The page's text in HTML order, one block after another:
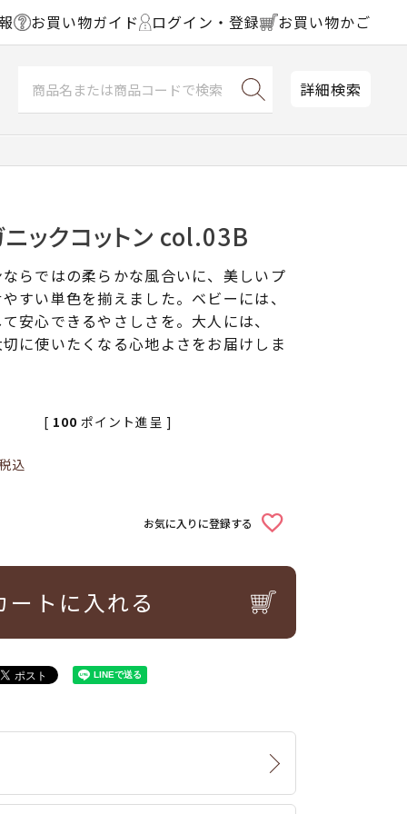
お買い物ガイド ログイン・登録 お買い物かご
詳細検索
ックコットン col.03B
らではの柔らかな風合いに、美しいプ
すい単色を揃えました。ベビーには、
安心できるやさしさを。大人には、
に使いたくなる心地よさをお届けしま
込
[ 100 ポイント進呈 ]
お気に入りに登録する
ートに入れる